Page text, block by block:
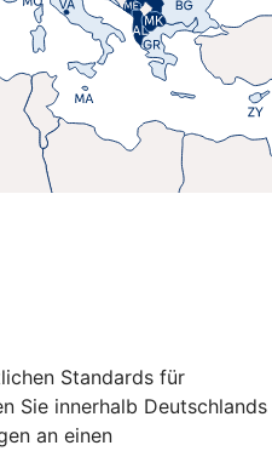
Standards für
Sie innerhalb Deutschlands
an einen